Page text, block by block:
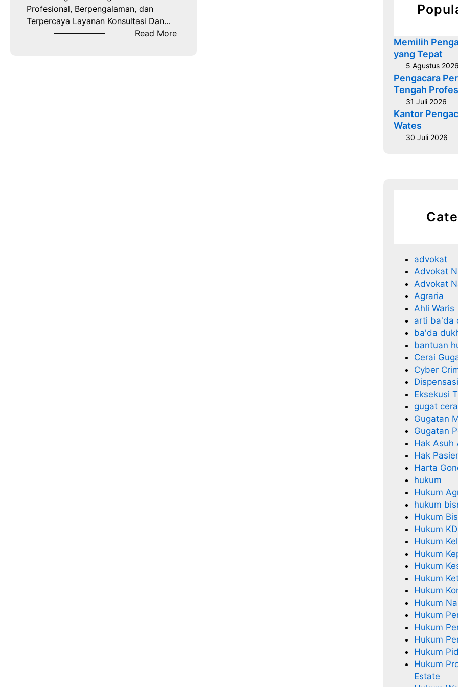
Profesional, Berpengalaman, dan
Terpercaya Layanan Konsultasi Dan…
Read More:
Memilih
yang Tepat
5 Agustus
Pengacara
Tengah
31 Juli 2026
Kantor
Wates
30 Juli 2026
advokat
Advokat
Advokat
Agraria
Ahli Waris
arti ba'da
ba'da
bantuan
Cerai
Cyber
Eksekusi
gugat
Gugatan
Gugatan
Hak Asuh
Hak
Harta
hukum
Hukum
hukum
Hukum
Hukum
Hukum
Hukum
Hukum
Hukum
Hukum
Hukum
Hukum
Hukum
Hukum
Hukum
Hukum
Estate